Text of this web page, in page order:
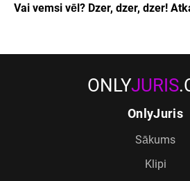
Vai vemsi vēl? Dzer, dzer, dzer!
ONLYJURIS
OnlyJuris
Sākums
Klipi